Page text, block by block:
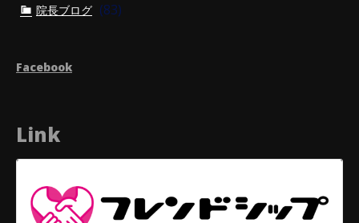
院長ブログ (83)
Facebook
Link